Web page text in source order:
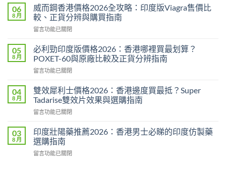
P-
Force
評
價
印
度
效
哥
效
副
用
與
香
06
8 月
威而鋼香港價格2026全攻略：印度版Viagra售價比
較、正貨分辨與購買指南
在
而
鋼
香
港
格
2026
攻
印
度
Viagra
留言功能已關閉
05
8 月
必利勁印度版價格2026：香港哪裡買最划算？
POXET-60與原廠比較及正貨分辨指南
在
利
勁
印
度
價
格
2026：
香
留言功能已關閉
04
8 月
雙效犀利士價格2026：香港邊度買最抵？Super
Tadarise雙效片效果與選購指南
在
效
犀
利
士
留言功能已關閉
03
8 月
印度壯陽藥推薦2026：香港男士必睇的印度仿製藥
選購指南
在
留言功能已關閉